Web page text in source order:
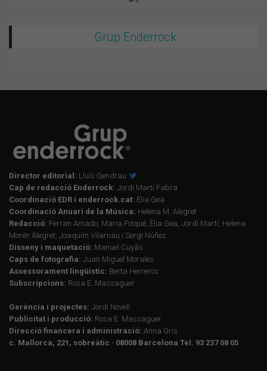
Grup Enderrock
Director editorial: Lluís Gendrau
Cap de redacció Enderrock: Jordi Martí Fabra
Coordinació EDR i enderrock.cat: Èlia Gea
Coordinació Anuari de la Música: Helena M. Alegret
Redacció: Ferran Amado, Maria Folqué, Èlia Gea, Jordi Martí, Helena
Morén Alegret, Joaquim Vilarnau i Sergi Núñez
Disseny i maquetació: Manuel Cuyàs
Caps de fotografia: Juan Miguel Morales
Assessorament lingüístic: Berta Herreros
Subscripcions: Rosa E. Massaguer
Gerència i projectes: Jordi Novell
Publicitat i producció: Rosa E. Massaguer
Direcció financera i administració: Anna Gris
c. Mallorca, 221, sobreàtic · 08008 Barcelona Tel. 93 237 08 05